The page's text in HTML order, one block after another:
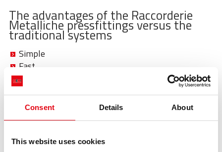
Consent Details About
This website uses cookies
The advantages of the Raccorderie
Metalliche pressfittings versus the
traditional systems
Simple
Fast
Safe
1 - No license, no flames
2 - Reduced time of installation
4 - Installations possible in narrow spaces